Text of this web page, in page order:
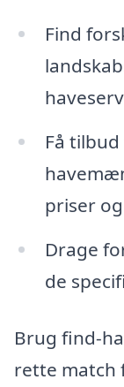
Find
Få
priser
Drage
de
Brug find-
rette match